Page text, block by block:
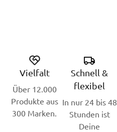
Vielfalt
Über 12.000
Produkte aus
300 Marken.
Schnell &
flexibel
In nur 24 bis 48
Stunden ist
Deine